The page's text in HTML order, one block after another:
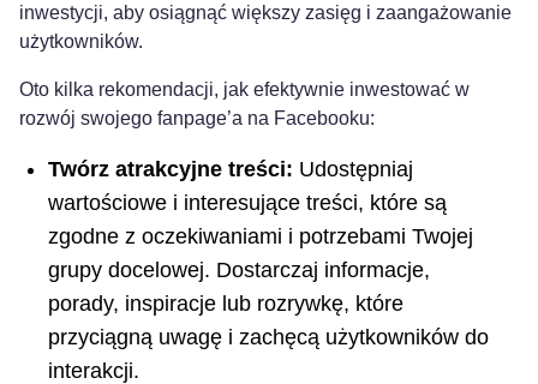
inwestycji, aby osiągnąć większy zasięg i zaangażowanie
użytkowników.
Oto kilka rekomendacji, jak efektywnie inwestować w
rozwój swojego fanpage’a na Facebooku:
Twórz atrakcyjne treści: Udostępniaj
wartościowe i interesujące treści, które są
zgodne z oczekiwaniami i potrzebami ⁢Twojej
grupy docelowej. Dostarczaj informacje,
porady, inspiracje lub rozrywkę, które
przyciągną ‍uwagę​ i zachęcą użytkowników do
interakcji.